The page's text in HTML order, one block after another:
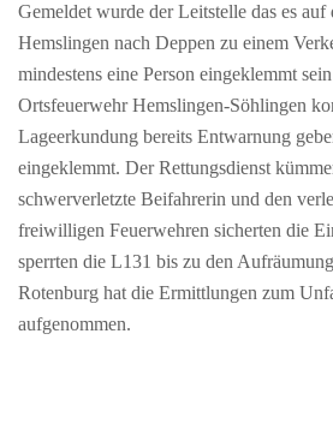
Gemeldet wurde der Leitstelle das es
Hemslingen nach Deppen zu einem
mindestens eine Person eingeklemmt
Ortsfeuerwehr Hemslingen-Söhlingen
Lageerkundung bereits Entwarnung
eingeklemmt. Der Rettungsdienst
schwerverletzte Beifahrerin und den
freiwilligen Feuerwehren sicherten die
sperrten die L131 bis zu den
Rotenburg hat die Ermittlungen zum
aufgenommen.